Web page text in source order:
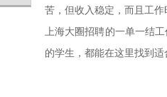
苦，但收入稳定，而且工作
上海大圈招聘的一单一结
的学生，都能在这里找到